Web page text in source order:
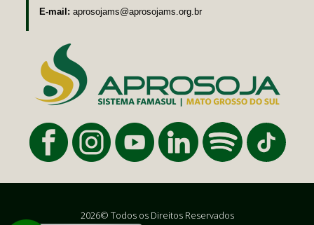
E-mail: aprosojams@aprosojams.org.br
2026© Todos os Direitos Reservados